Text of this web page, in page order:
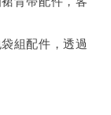
組配件，透過